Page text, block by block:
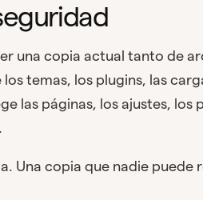
una copia actual tanto de
temas, los plugins, las
las páginas, los ajustes, los
Una copia que nadie puede